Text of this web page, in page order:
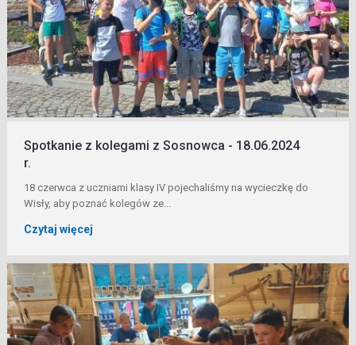
Spotkanie z kolegami z Sosnowca - 18.06.2024
r.
18 czerwca z uczniami klasy IV pojechaliśmy na wycieczkę do
Wisły, aby poznać kolegów ze...
Czytaj więcej